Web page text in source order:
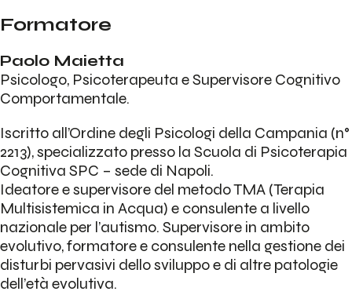
Formatore
Paolo Maietta
Psicologo, Psicoterapeuta e Supervisore Cognitivo
Comportamentale.
Iscritto all’Ordine degli Psicologi della Campania (n°
2213), specializzato presso la Scuola di Psicoterapia
Cognitiva SPC – sede di Napoli.
Ideatore e supervisore del metodo TMA (Terapia
Multisistemica in Acqua) e consulente a livello
nazionale per l’autismo. Supervisore in ambito
evolutivo, formatore e consulente nella gestione dei
disturbi pervasivi dello sviluppo e di altre patologie
dell’età evolutiva.